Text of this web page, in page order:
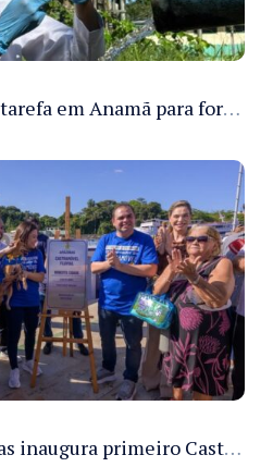
Cosama inicia força-tarefa em Anamã para fortalecer abastecimento de água e segurança hídrica da população
Governo do Amazonas inaugura primeiro Castramóvel Fluvial para atendimento veterinário às comunidades ribeirinhas e castração gratuita